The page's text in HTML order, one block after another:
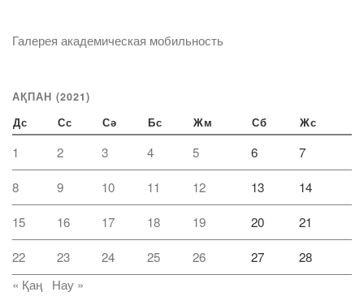
Галерея академическая мобильность
АҚПАН (2021)
Дс Сс Сә Бс Жм Сб Жс
1 2 3 4 5 6 7
8 9 10 11 12 13 14
15 16 17 18 19 20 21
22 23 24 25 26 27
28
« Қаң
Нау »